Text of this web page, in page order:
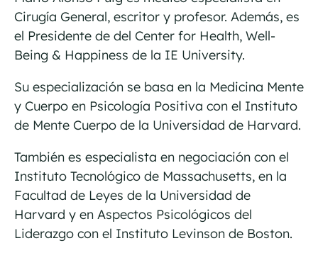
Cirugía General, escritor y profesor. Además, es
el Presidente de del Center for Health, Well-
Being & Happiness de la IE University.
Su especialización se basa en la Medicina Mente
y Cuerpo en Psicología Positiva con el Instituto
de Mente Cuerpo de la Universidad de Harvard.
También es especialista en negociación con el
Instituto Tecnológico de Massachusetts, en la
Facultad de Leyes de la Universidad de
Harvard y en Aspectos Psicológicos del
Liderazgo con el Instituto Levinson de Boston.